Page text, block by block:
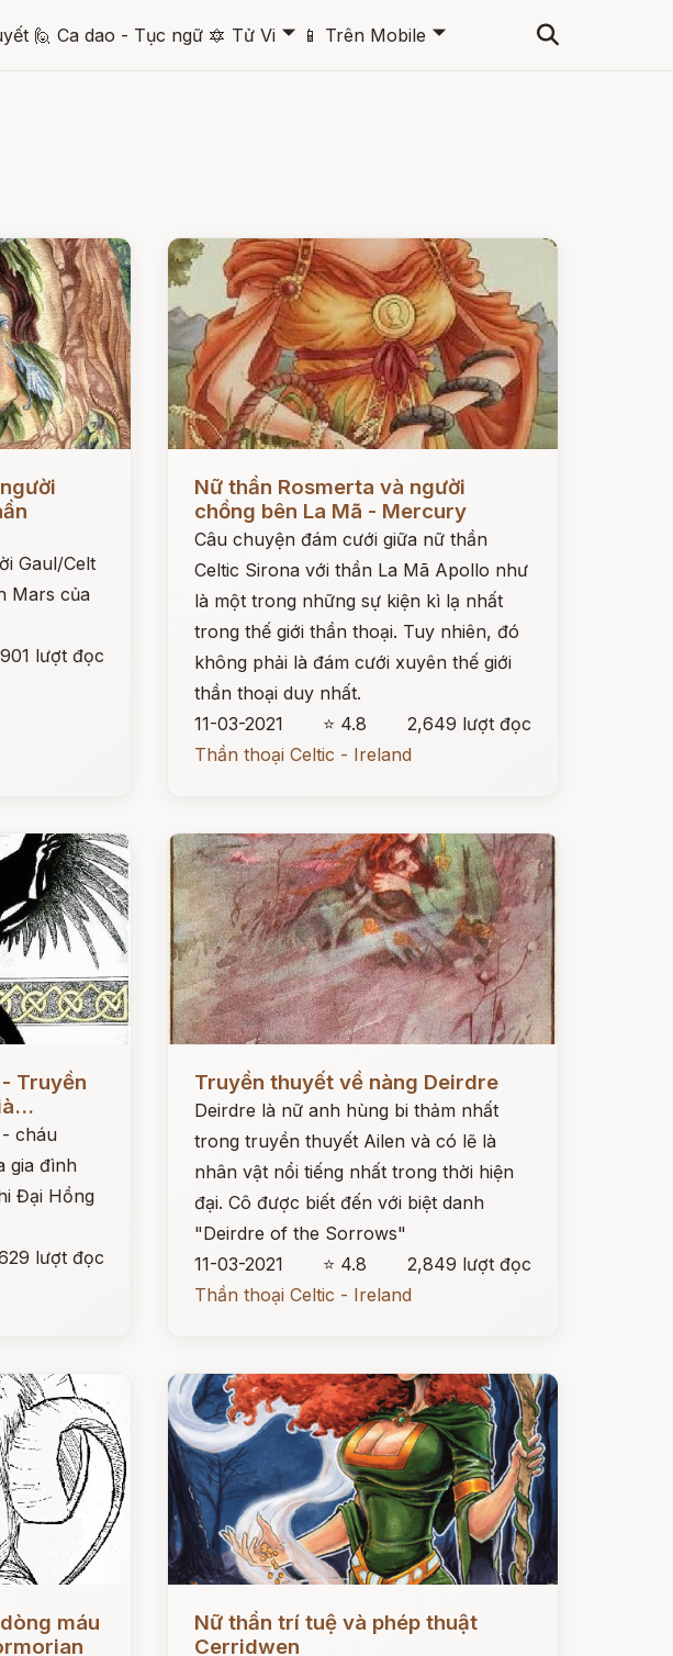
🙋 Ca dao - Tục ngữ 🔯 Tử Vi 🞃 📱 Trên Mobile 🞃
Gaul/Celt
Mars của
lượt đọc
Nữ thần Rosmerta và người
chồng bên La Mã - Mercury
Câu chuyện đám cưới giữa nữ thần
Celtic Sirona với thần La Mã Apollo như
là một trong những sự kiện kì lạ nhất
trong thế giới thần thoại. Tuy nhiên, đó
không phải là đám cưới xuyên thế giới
thần thoại duy nhất.
11-03-2021
⭐ 4.8
2,649 lượt đọc
Thần thoại Celtic - Ireland
Truyền
- cháu
gia đình
Đại Hồng
lượt đọc
Đọc ngay
Truyền thuyết về nàng Deirdre
Deirdre là nữ anh hùng bi thảm nhất
trong truyền thuyết Ailen và có lẽ là
nhân vật nổi tiếng nhất trong thời hiện
đại. Cô được biết đến với biệt danh
"Deirdre of the Sorrows"
11-03-2021
⭐ 4.8
2,849 lượt đọc
Thần thoại Celtic - Ireland
máu
Nữ thần trí tuệ và phép thuật
Cerridwen